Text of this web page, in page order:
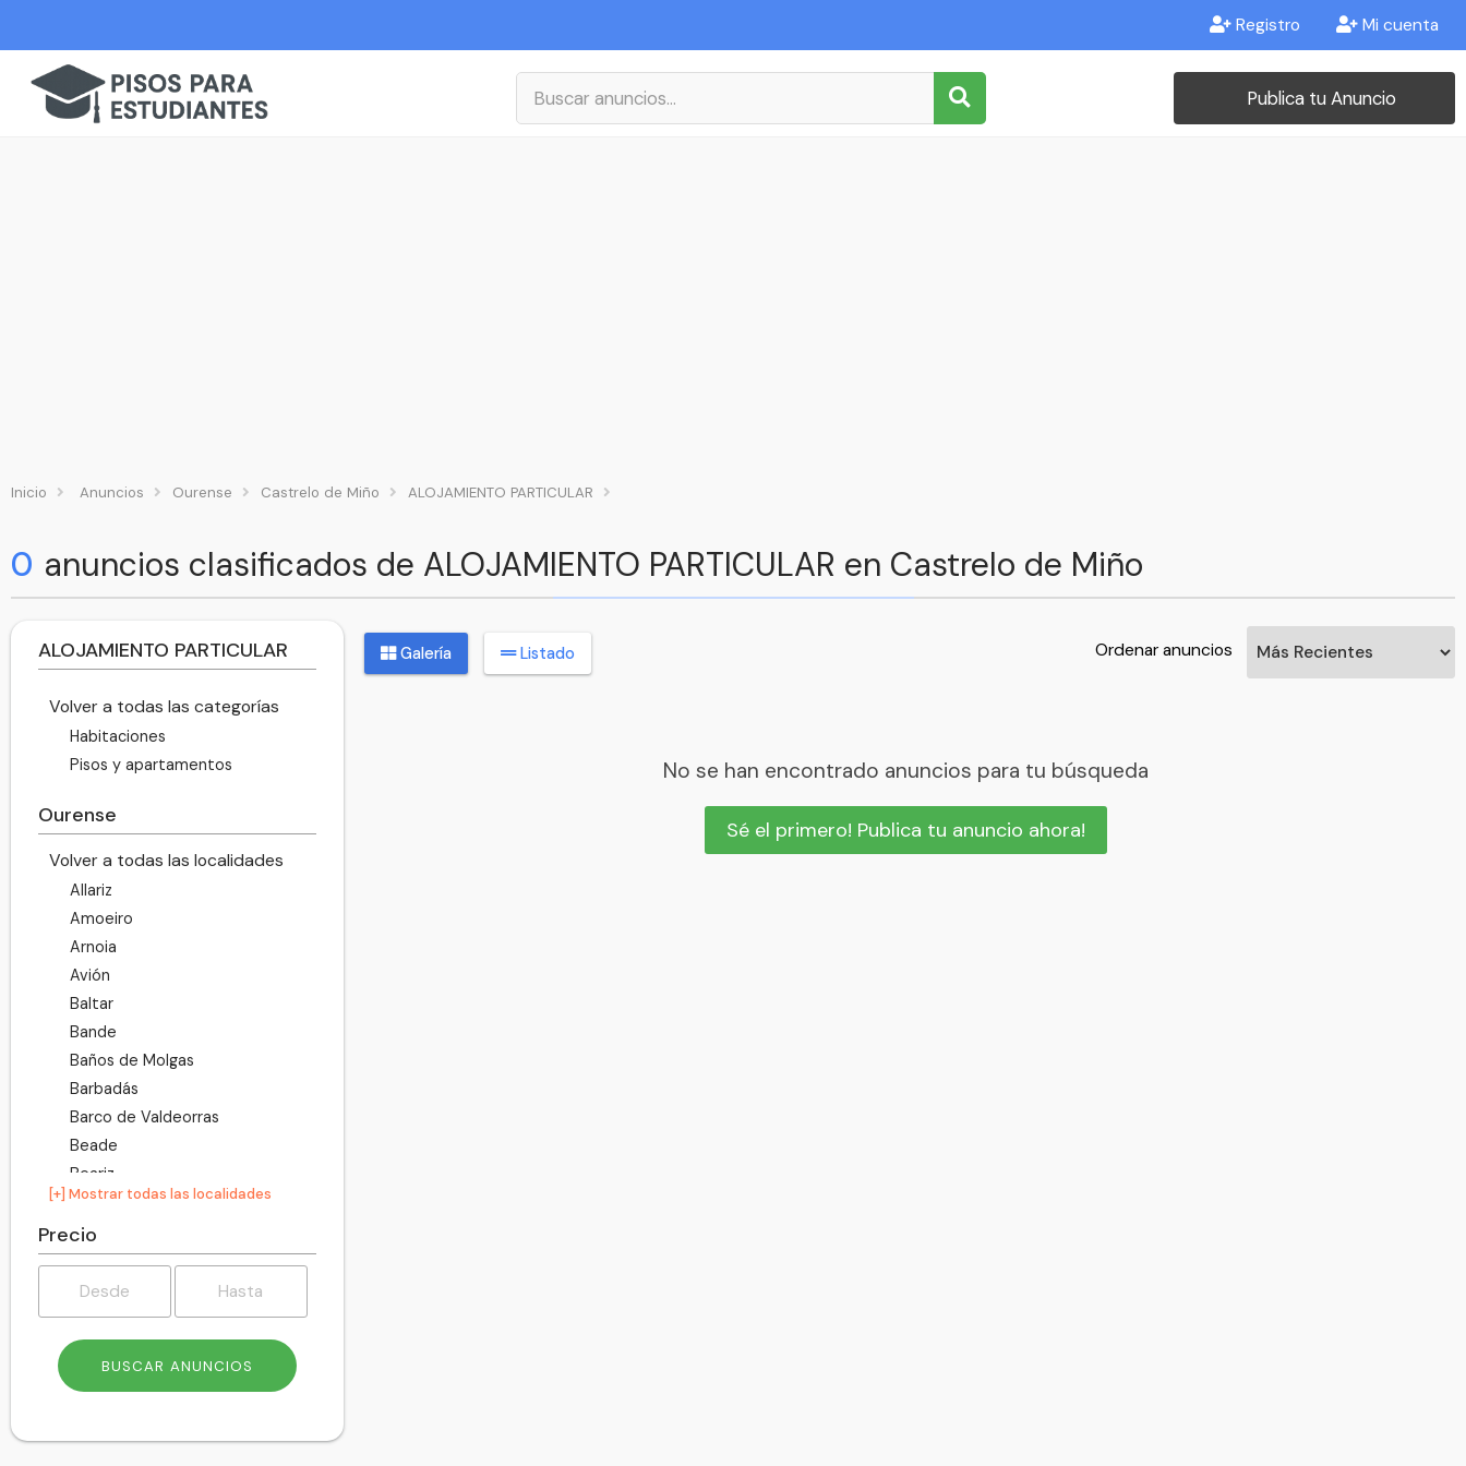
Registro Mi cuenta
Publica tu Anuncio
Inicio Anuncios Ourense Castrelo de Miño ALOJAMIENTO PARTICULAR
0 anuncios clasificados de ALOJAMIENTO PARTICULAR en Castrelo de Miño
ALOJAMIENTO PARTICULAR
Volver a todas las categorías
Habitaciones
Pisos y apartamentos
Ourense
Volver a todas las localidades
Allariz
Amoeiro
Arnoia
Avión
Baltar
Bande
Baños de Molgas
Barbadás
Barco de Valdeorras
Beade
Beariz
Blancos
Boborás
Bola
Bolo
Calvos de Randín
Carballeda de Avia
Carballeda de Valdeorras
[+] Mostrar todas las localidades
Precio
Galería Listado Ordenar anuncios
No se han encontrado anuncios para tu búsqueda
Sé el primero! Publica tu anuncio ahora!